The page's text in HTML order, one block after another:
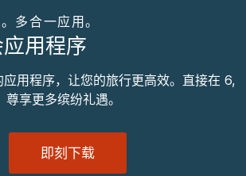
多合一应用。
应用程序
用程序，让您的旅行更高效。直接在 6,
享更多缤纷礼遇。
即刻下载